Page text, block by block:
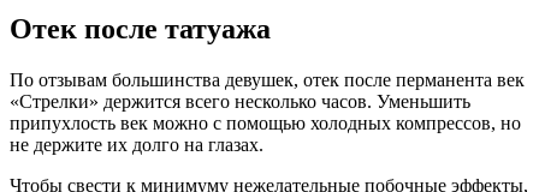
Отек после татуажа
По отзывам большинства девушек, отек после перманента век
«Стрелки» держится всего несколько часов. Уменьшить
припухлость век можно с помощью холодных компрессов, но
не держите их долго на глазах.
Чтобы свести к минимуму нежелательные побочные эффекты,